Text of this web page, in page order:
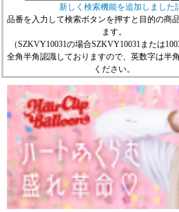
新しく検索機能を追加しました
品番を入力して検索ボタンを押すと目的の商
ます。
（SZKVY10031の場合SZKVY10031または
全角半角認識しておりますので、英数字は半
ください。